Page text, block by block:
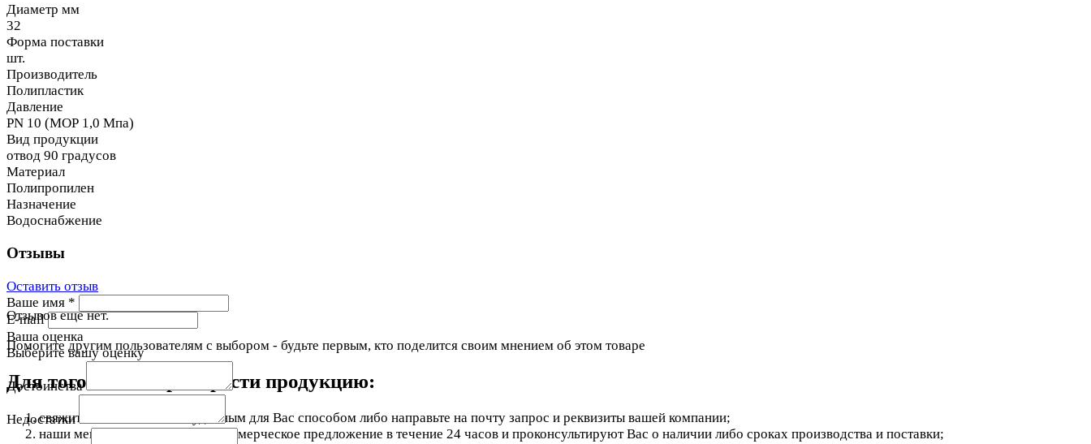
Диаметр мм
32
Форма поставки
шт.
Производитель
Полипластик
Давление
PN 10 (МОР 1,0 Мпа)
Вид продукции
отвод 90 градусов
Материал
Полипропилен
Назначение
Водоснабжение
Отзывы
Оставить отзыв
Ваше имя *
E-mail
Ваша оценка
Выберите вашу оценку
Достоинства
Недостатки
Отзывов еще нет.
Помогите другим пользователям с выбором - будьте первым, кто поделится своим мнением об этом товаре
Для того чтобы приобрести продукцию:
свяжитесь с нами любым удобным для Вас способом либо направьте на почту запрос и реквизиты вашей компании;
наши менеджеры подготовят коммерческое предложение в течение 24 часов и проконсультируют Вас о наличии либо сроках производства и поставки;